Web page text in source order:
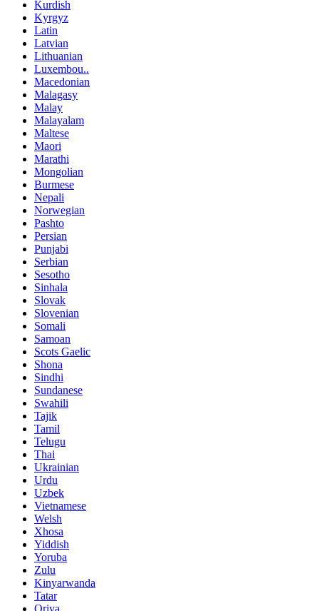
Kurdish
Kyrgyz
Latin
Latvian
Lithuanian
Luxembou..
Macedonian
Malagasy
Malay
Malayalam
Maltese
Maori
Marathi
Mongolian
Burmese
Nepali
Norwegian
Pashto
Persian
Punjabi
Serbian
Sesotho
Sinhala
Slovak
Slovenian
Somali
Samoan
Scots Gaelic
Shona
Sindhi
Sundanese
Swahili
Tajik
Tamil
Telugu
Thai
Ukrainian
Urdu
Uzbek
Vietnamese
Welsh
Xhosa
Yiddish
Yoruba
Zulu
Kinyarwanda
Tatar
Oriya